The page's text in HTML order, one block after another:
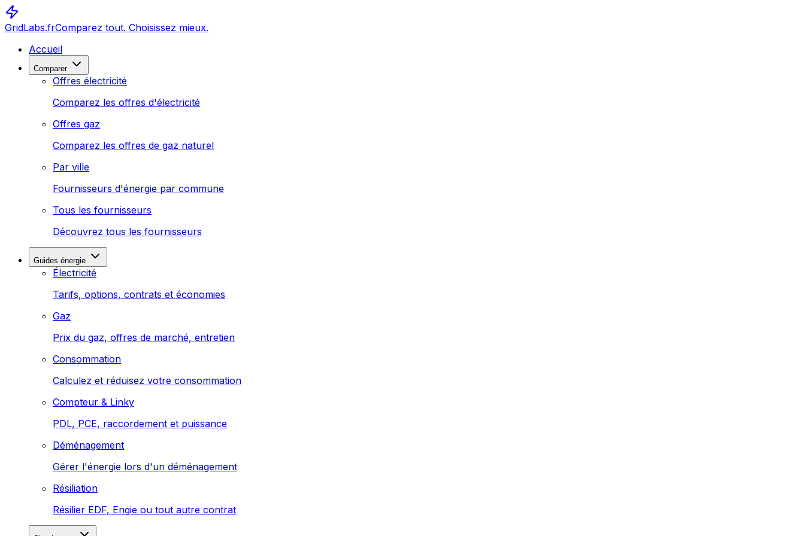
GridLabs.frComparez tout. Choisissez mieux.
Accueil
Comparer
Offres électricité
Comparez les offres d'électricité
Offres gaz
Comparez les offres de gaz naturel
Par ville
Fournisseurs d'énergie par commune
Tous les fournisseurs
Découvrez tous les fournisseurs
Guides énergie
Électricité
Tarifs, options, contrats et économies
Gaz
Prix du gaz, offres de marché, entretien
Consommation
Calculez et réduisez votre consommation
Compteur & Linky
PDL, PCE, raccordement et puissance
Déménagement
Gérer l'énergie lors d'un déménagement
Résiliation
Résilier EDF, Engie ou tout autre contrat